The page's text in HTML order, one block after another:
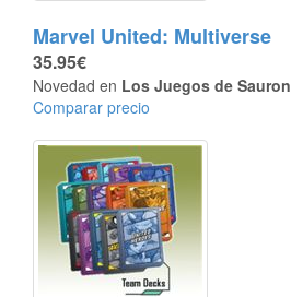
Marvel United: Multiverse
35.95€
Novedad en Los Juegos de Sauron
Comparar precio